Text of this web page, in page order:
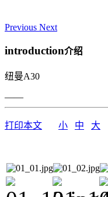
Previous Next
introduction介绍
纽曼A30
——
打印本文 小 中 大